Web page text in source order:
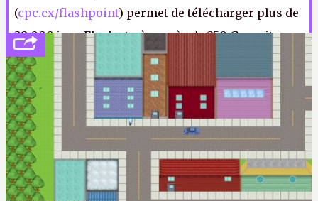
(cpc.cx/flashpoint) permet de télécharger plus de
38 000 jeux Flash et pèse près de 250 Go, soit
l'équivalent d'un demi-jeu AAA de 2020, pour une
qualité souvent bien supérieure.